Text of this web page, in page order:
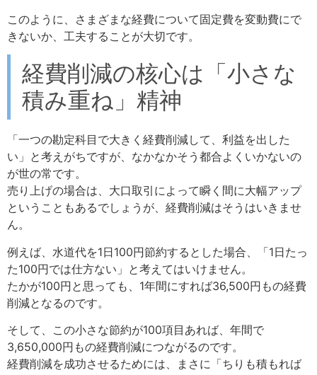
このように、さまざまな経費について固定費を変動費にで
きないか、工夫することが大切です。
経費削減の核心は「小さな
積み重ね」精神
「一つの勘定科目で大きく経費削減して、利益を出した
い」と考えがちですが、なかなかそう都合よくいかないの
が世の常です。
売り上げの場合は、大口取引によって瞬く間に大幅アップ
ということもあるでしょうが、経費削減はそうはいきませ
ん。
例えば、水道代を1日100円節約するとした場合、「1日たっ
た100円では仕方ない」と考えてはいけません。
たかが100円と思っても、1年間にすれば36,500円もの経費
削減となるのです。
そして、この小さな節約が100項目あれば、年間で
3,650,000円もの経費削減につながるのです。
経費削減を成功させるためには、まさに「ちりも積もれば